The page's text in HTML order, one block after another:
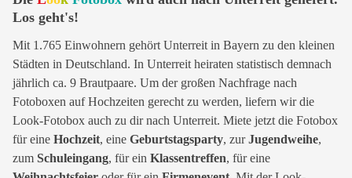
Los geht's!
Mit 1.765 Einwohnern gehört Unterreit in Bayern zu den kleinen
Städten in Deutschland. In Unterreit heiraten statistisch demnach
jährlich ca. 9 Brautpaare. Um der großen Nachfrage nach
Fotoboxen auf Hochzeiten gerecht zu werden, liefern wir die
Look-Fotobox auch zu dir nach Unterreit. Miete jetzt die Fotobox
für eine Hochzeit, eine Geburtstagsparty, zurJugendweihe,
zum Schuleingang, für ein Klassentreffen, für eine